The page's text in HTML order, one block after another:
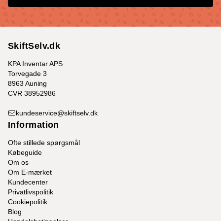
SkiftSelv.dk
KPA Inventar APS
Torvegade 3
8963 Auning
CVR 38952986
kundeservice@skiftselv.dk
Information
Ofte stillede spørgsmål
Købeguide
Om os
Om E-mærket
Kundecenter
Privatlivspolitik
Cookiepolitik
Blog